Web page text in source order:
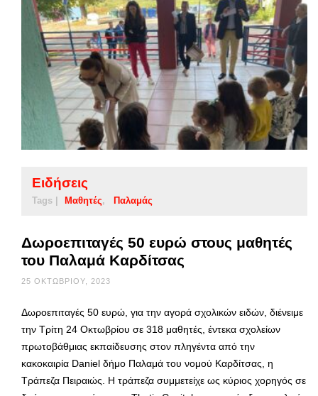
Ειδήσεις
Tags | Μαθητές Παλαμάς
Δωροεπιταγές 50 ευρώ στους μαθητές
του Παλαμά Καρδίτσας
25 ΟΚΤΩΒΡΊΟΥ, 2023
Δωροεπιταγές 50 ευρώ, για την αγορά σχολικών ειδών, διένειμε
την Τρίτη 24 Οκτωβρίου σε 318 μαθητές, έντεκα σχολείων
πρωτοβάθμιας εκπαίδευσης στον πληγέντα από την
κακοκαιρία Daniel δήμο Παλαμά του νομού Καρδίτσας, η
Τράπεζα Πειραιώς. Η τράπεζα συμμετείχε ως κύριος χορηγός σε